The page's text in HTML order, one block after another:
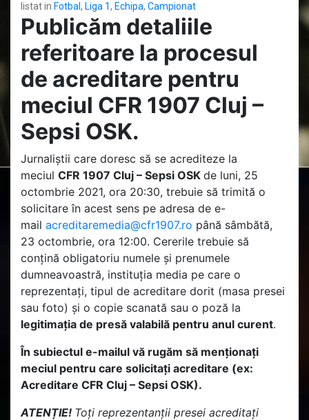
listat in Fotbal , Liga 1, Echipa, Campionat
Publicăm detaliile
referitoare la procesul
de acreditare pentru
meciul CFR 1907 Cluj –
Sepsi OSK.
Jurnaliștii care doresc să se acrediteze la
meciul CFR 1907 Cluj – Sepsi OSK de luni, 25
octombrie 2021, ora 20:30, trebuie să trimită o
solicitare în acest sens pe adresa de e-
mail acreditaremedia@cfr1907.ro până sâmbătă,
23 octombrie, ora 12:00. Cererile trebuie să
conțină obligatoriu numele și prenumele
dumneavoastră, instituția media pe care o
reprezentați, tipul de acreditare dorit (masa presei
sau foto) și o copie scanată sau o poză la
legitimația de presă valabilă pentru anul curent.
În subiectul e-mailul vă rugăm să menționați
meciul pentru care solicitați acreditare (ex:
Acreditare CFR Cluj – Sepsi OSK).
ATENȚIE! Toți reprezentanții presei acreditați